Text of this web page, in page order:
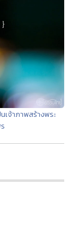
เจ้าภาพสร้างพระ